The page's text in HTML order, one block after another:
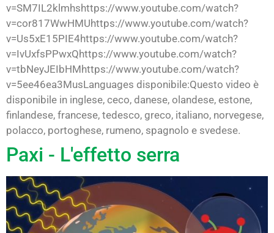
v=SM7IL2klmhshttps://www.youtube.com/watch?
v=cor817WwHMUhttps://www.youtube.com/watch?
v=Us5xE15PIE4https://www.youtube.com/watch?
v=IvUxfsPPwxQhttps://www.youtube.com/watch?
v=tbNeyJEIbHMhttps://www.youtube.com/watch?
v=5ee46ea3MusLanguages disponibile:Questo video è
disponibile in inglese, ceco, danese, olandese, estone,
finlandese, francese, tedesco, greco, italiano, norvegese,
polacco, portoghese, rumeno, spagnolo e svedese.
Paxi - L'effetto serra